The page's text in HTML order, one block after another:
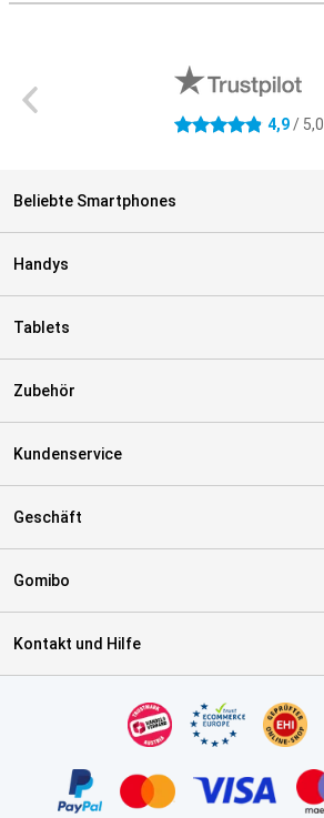
4.9 Sterne 4,9/ 5,0
Beliebte Smartphones
Handys
Tablets
Zubehör
Kundenservice
Geschäft
Gomibo
Kontakt und Hilfe